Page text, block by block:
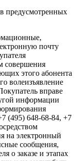
предусмотренных
почту
совершения
этого абонента
волеизъявление
вправе
информации
(495) 648-68-84, +7
на электронный
сообщения,
о заказе и этапах